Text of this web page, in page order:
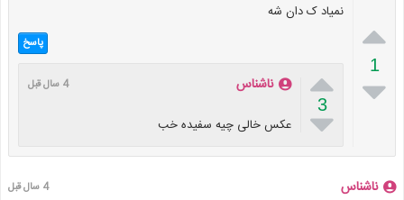

1

نمیاد ک دان شه
پاسخ

3

ناشناس 4 سال قبل
عکس خالی چیه سفیده خب
ناشناس 4 سال قبل